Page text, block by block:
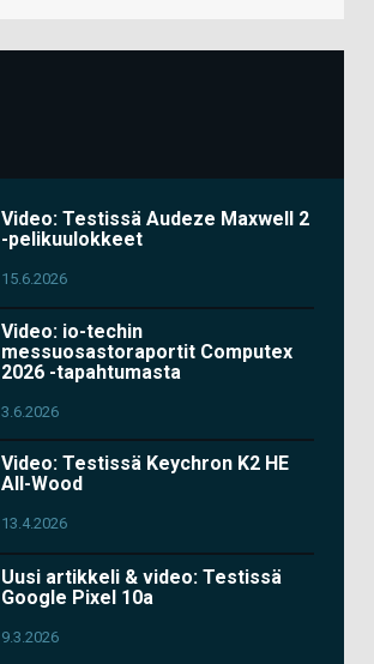
Video: Testissä Audeze Maxwell 2
-pelikuulokkeet
15.6.2026
Video: io-techin
messuosastoraportit Computex
2026 -tapahtumasta
3.6.2026
Video: Testissä Keychron K2 HE
All-Wood
13.4.2026
Uusi artikkeli & video: Testissä
Google Pixel 10a
9.3.2026